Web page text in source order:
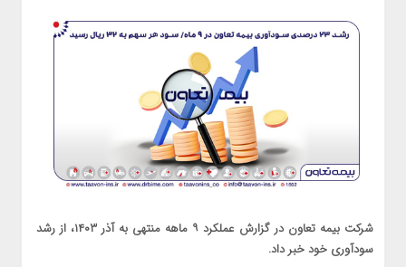
شرکت بیمه تعاون در گزارش عملکرد ۹ ماهه منتهی به آذر ۱۴۰۳، از رشد
سودآوری خود خبر داد.